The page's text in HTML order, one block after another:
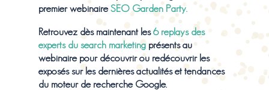
premier webinaireSEO Garden Party.
Retrouvez dès maintenant les6 replays des
experts du search marketing présents au
webinaire pour découvrir ou redécouvrir les
exposés sur les dernières actualités et tendances
du moteur de recherche Google.